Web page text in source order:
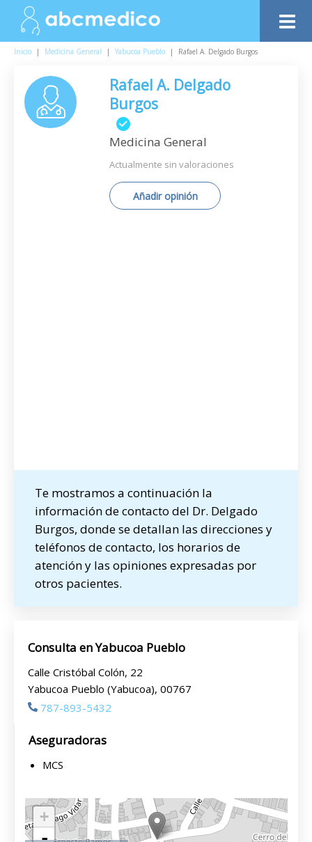
Inicio | Medicina General | Yabucoa Pueblo | Rafael A. Delgado Burgos
Rafael A. Delgado
Burgos
Medicina General
Actualmente sin valoraciones
Añadir opinión
Te mostramos a continuación la
información de contacto del Dr. Delgado
Burgos, donde se detallan las direcciones y
teléfonos de contacto, los horarios de
atención y las opiniones expresadas por
otros pacientes.
Consulta en Yabucoa Pueblo
Calle Cristóbal Colón, 22
Yabucoa Pueblo (Yabucoa), 00767
787-893-5432
Aseguradoras
MCS
+
-